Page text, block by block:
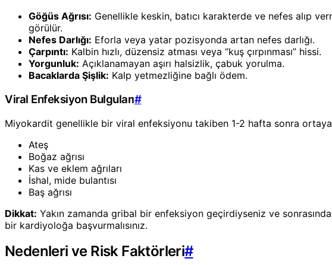
Göğüs Ağrısı: Genellikle keskin, batıcı karakterde ve nefes alıp
görülür.
Nefes Darlığı: Eforla veya yatar pozisyonda artan nefes darlığı.
Çarpıntı: Kalbin hızlı, düzensiz atması veya “kuş çırpınması” hissi.
Yorgunluk: Açıklanamayan aşırı halsizlik, çabuk yorulma.
Bacaklarda Şişlik: Kalp yetmezliğine bağlı ödem.
Viral Enfeksiyon Bulguları#
Miyokardit genellikle bir viral enfeksiyonu takiben 1-2 hafta sonra
Ateş
Boğaz ağrısı
Kas ve eklem ağrıları
İshal, mide bulantısı
Baş ağrısı
Dikkat: Yakın zamanda gribal bir enfeksiyon geçirdiyseniz ve
bir kardiyoloğa başvurmalısınız.
Nedenleri ve Risk Faktörleri#